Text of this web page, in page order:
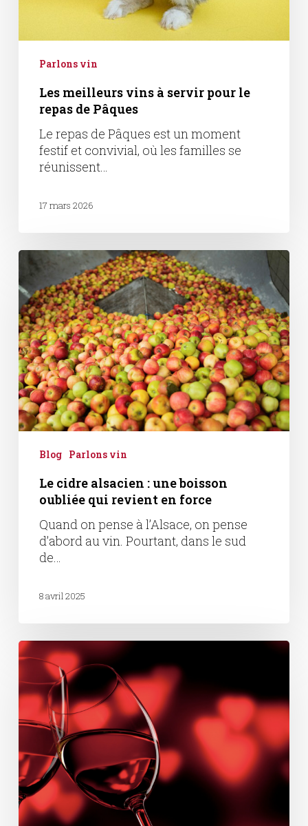
Parlons vin
Les meilleurs vins à servir pour le
repas de Pâques
Le repas de Pâques est un moment
festif et convivial, où les familles se
réunissent…
17 mars 2026
Le
cidre
alsacien
:
une
boisson
oubliée
qui
revient
en
force
Blog Parlons vin
Le cidre alsacien : une boisson
oubliée qui revient en force
Quand on pense à l’Alsace, on pense
d’abord au vin. Pourtant, dans le sud
de…
8 avril 2025
Accord
mets
et
vins
pour
la
Saint-
Valentin